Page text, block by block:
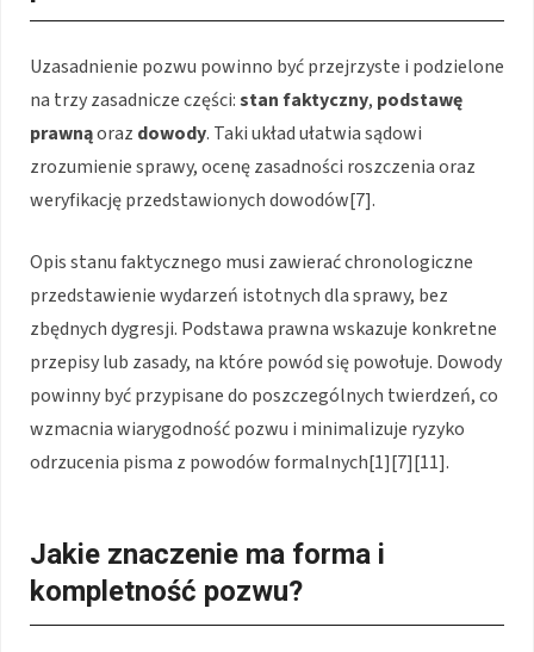
Uzasadnienie pozwu powinno być przejrzyste i podzielone
na trzy zasadnicze części:stan faktyczny, podstawę
prawnąoraz dowody. Taki układ ułatwia sądowi
zrozumienie sprawy, ocenę zasadności roszczenia oraz
weryfikację przedstawionych dowodów[7].
Opis stanu faktycznego musi zawierać chronologiczne
przedstawienie wydarzeń istotnych dla sprawy, bez
zbędnych dygresji. Podstawa prawna wskazuje konkretne
przepisy lub zasady, na które powód się powołuje. Dowody
powinny być przypisane do poszczególnych twierdzeń, co
wzmacnia wiarygodność pozwu i minimalizuje ryzyko
odrzucenia pisma z powodów formalnych[1][7][11].
Jakie znaczenie ma forma i
kompletność pozwu?